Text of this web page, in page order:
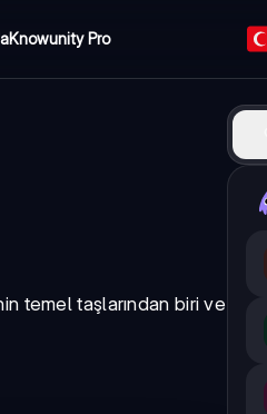
Knowunity Pro
temel taşlarından biri ve